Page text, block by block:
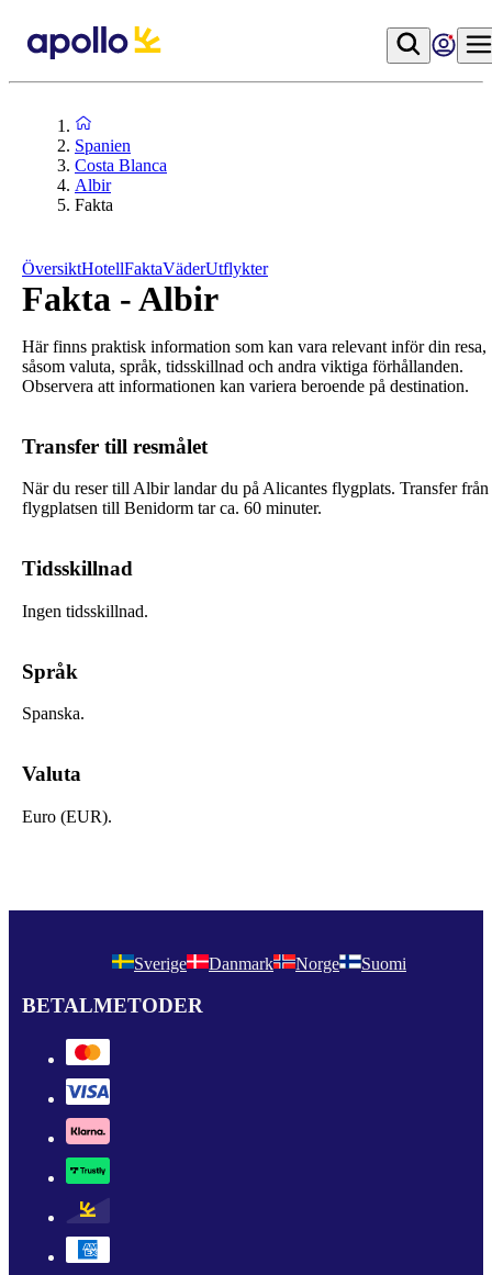
Spanien
Costa Blanca
Albir
Fakta
ÖversiktHotellFaktaVäderUtflykter
Fakta - Albir
Här finns praktisk information som kan vara relevant inför din resa,
såsom valuta, språk, tidsskillnad och andra viktiga förhållanden.
Observera att informationen kan variera beroende på destination.
Transfer till resmålet
När du reser till Albir landar du på Alicantes flygplats. Transfer från
flygplatsen till Benidorm tar ca. 60 minuter.
Tidsskillnad
Ingen tidsskillnad.
Språk
Spanska.
Valuta
Euro (EUR).
Sverige Danmark Norge Suomi
BETALMETODER